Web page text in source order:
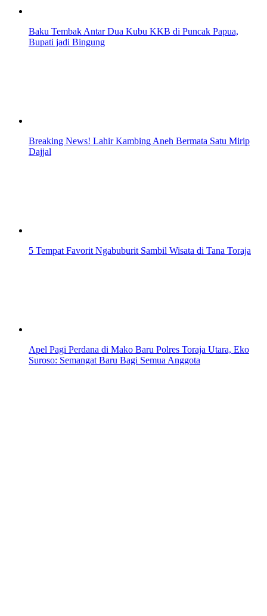
Baku Tembak Antar Dua Kubu KKB di Puncak Papua,
Bupati jadi Bingung
Breaking News! Lahir Kambing Aneh Bermata Satu Mirip
Dajjal
5 Tempat Favorit Ngabuburit Sambil Wisata di Tana Toraja
Apel Pagi Perdana di Mako Baru Polres Toraja Utara, Eko
Suroso: Semangat Baru Bagi Semua Anggota